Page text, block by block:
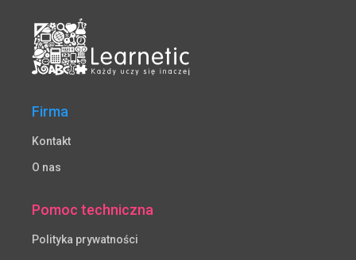
Firma
Kontakt
O nas
Pomoc techniczna
Polityka prywatności